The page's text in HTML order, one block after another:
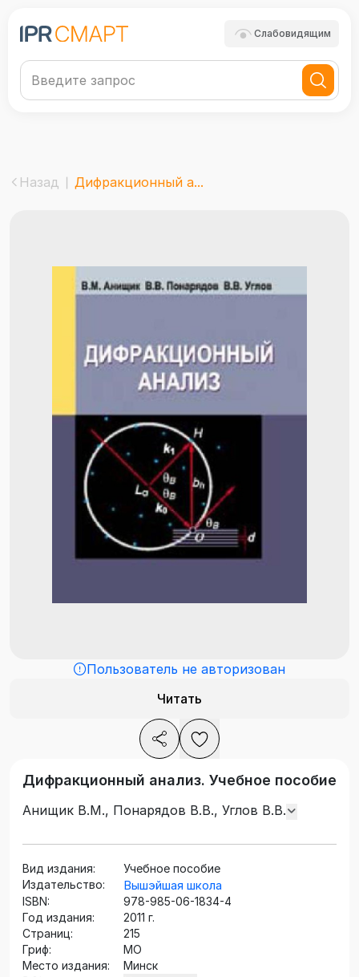
Слабовидящим
Назад Дифракционный а...
Пользователь не авторизован
Читать
Дифракционный анализ. Учебное пособие
Анищик В.М., Понарядов В.В., Углов В.В.
Вид издания:
Учебное пособие
Издательство:
Вышэйшая школа
ISBN:
978-985-06-1834-4
Год издания:
2011 г.
Страниц:
215
Гриф:
МО
Место издания:
Минск